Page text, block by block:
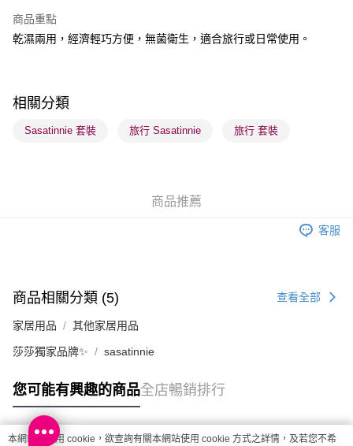
BoC Pay
每筆HK$65.00，滿HK$300.00或以上免運費
順豐站及營業點 - 確認發貨後1-3個工作天送達
每筆HK$20.00，滿HK$100.00或以上免運費
(澳門門市) 只顯示可選門市。確認發貨後2-5個工作天到店，3天內
取。逾期會取消訂單，並不會安排重寄
澳門地區配送 - 確認發貨後1-4個工作天送達
商品重點
乾濕兩用，經濟輕巧方便，無菌衛生，適合旅行或日常使用。
相關分類
Sasatinnie 套裝 旅行 Sasatinnie 旅行 套裝
商品推薦
客服
商品相關分類 (5) 查看全部
家居用品 其他家居用品
莎莎獨家品牌✨ sasatinnie
您可能有興趣的商品全店暢銷排行
本網站中使用 cookie，欲查詢有關本網站使用 cookie 方式之詳情，及若您不希